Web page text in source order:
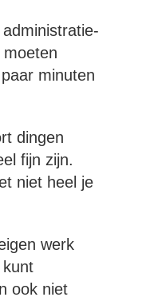
minuten
dingen
fijn zijn.
niet heel je
werk
ook niet